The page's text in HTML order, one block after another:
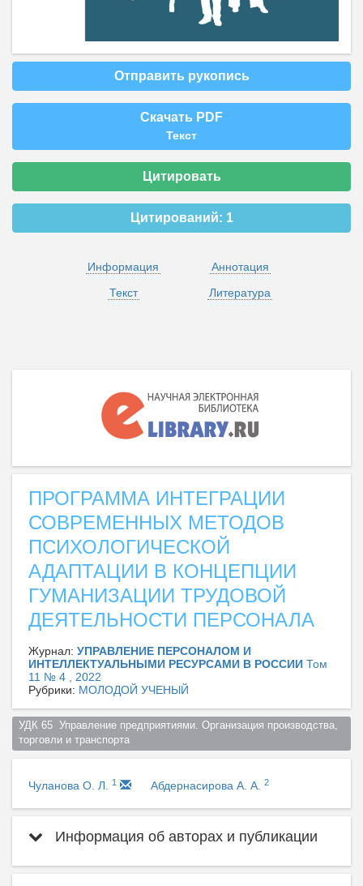
Отправить рукопись
Скачать PDF
Текст
Цитировать
Цитирований: 1
Информация
Аннотация
Текст
Литература
ПРОГРАММА ИНТЕГРАЦИИ
СОВРЕМЕННЫХ МЕТОДОВ
ПСИХОЛОГИЧЕСКОЙ
АДАПТАЦИИ В КОНЦЕПЦИИ
ГУМАНИЗАЦИИ ТРУДОВОЙ
ДЕЯТЕЛЬНОСТИ ПЕРСОНАЛА
Журнал: УПРАВЛЕНИЕ ПЕРСОНАЛОМ И
ИНТЕЛЛЕКТУАЛЬНЫМИ РЕСУРСАМИ В РОССИИ Том
11 № 4 , 2022
Рубрики: МОЛОДОЙ УЧЕНЫЙ
УДК 65  Управление предприятиями. Организация производства,
торговли и транспорта
Чуланова О. Л. 1 Абдернасирова А. А. 2
Информация об авторах и публикации